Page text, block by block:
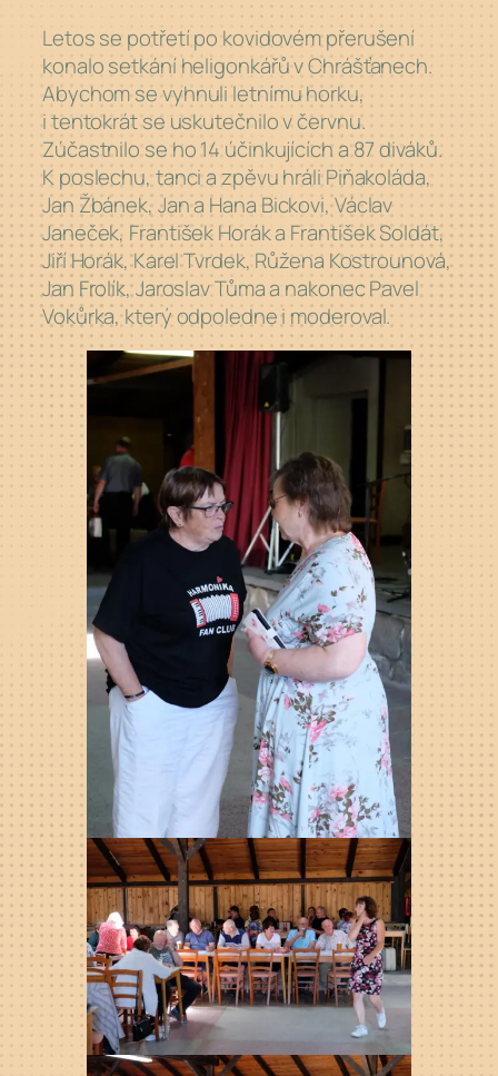
Letos se potřetí po kovidovém přerušení
konalosetkání heligonkářů vChrášťanech.
Abychom sevyhnuli letnímu horku,
itentokrát se uskutečnilovčervnu.
Zúčastnilo se ho 14 účinkujících a 87 diváků.
K poslechu, tanci azpěvu hráli Piňakoláda,
Jan Žbánek, Jan a Hana Bickovi, Václav
Janeček, František Horák a František Soldát,
Jiří Horák, Karel Tvrdek, Růžena Kostrounová,
Jan Frolík, Jaroslav Tůma a nakonec Pavel
Vokůrka, který odpoledne i moderoval.